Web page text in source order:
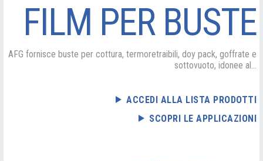
FILM PER BUSTE
AFG fornisce buste per cottura, termoretraibili, doy pack, goffrate e
sottovuoto, idonee al...
ACCEDI ALLA LISTA PRODOTTI
SCOPRI LE APPLICAZIONI